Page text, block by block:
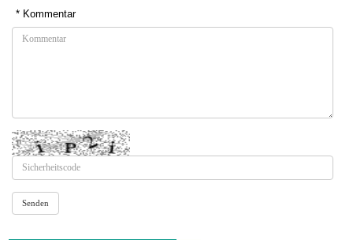
* Kommentar